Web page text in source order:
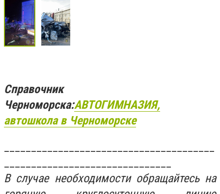
Справочник
Черноморска:АВТОГИМНАЗИЯ,
автошкола в Черноморске
В случае необходимости обращайтесь на